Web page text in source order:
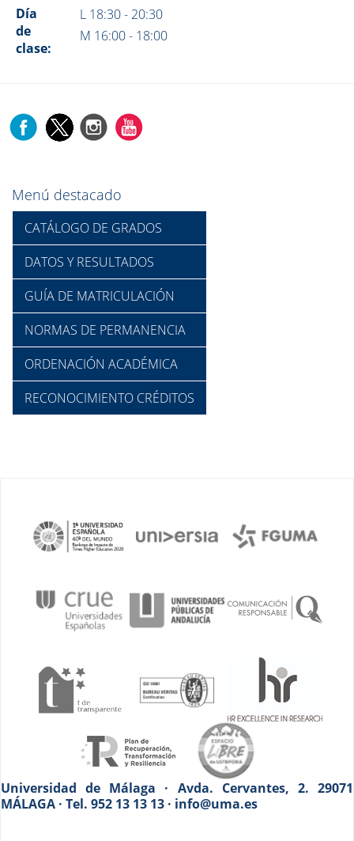
Día
de
clase:
L 18:30 - 20:30
M 16:00 - 18:00
Menú destacado
CATÁLOGO DE GRADOS
DATOS Y RESULTADOS
GUÍA DE MATRICULACIÓN
NORMAS DE PERMANENCIA
ORDENACIÓN ACADÉMICA
RECONOCIMIENTO CRÉDITOS
Universidad de Málaga · Avda. Cervantes, 2. 29071
MÁLAGA · Tel. 952 13 13 13 · info@uma.es